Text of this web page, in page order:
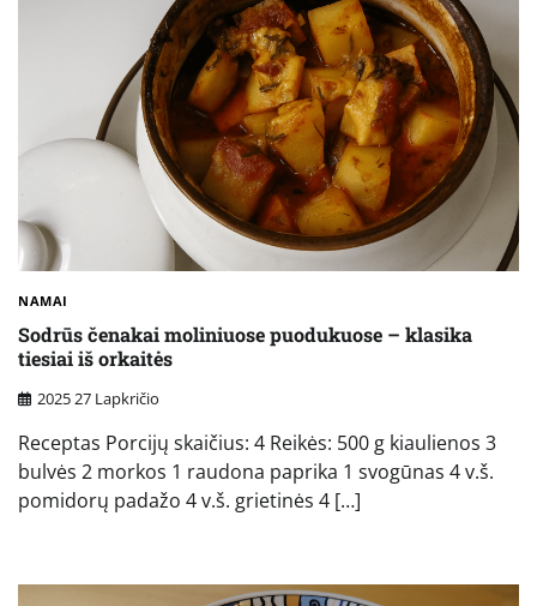
NAMAI
Sodrūs čenakai moliniuose puodukuose – klasika
tiesiai iš orkaitės
2025 27 Lapkričio
Receptas Porcijų skaičius: 4 Reikės: 500 g kiaulienos 3
bulvės 2 morkos 1 raudona paprika 1 svogūnas 4 v.š.
pomidorų padažo 4 v.š. grietinės 4 […]